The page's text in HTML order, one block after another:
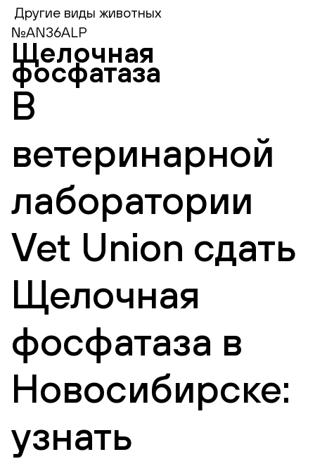
Другие виды животных
№AN36ALP
Щелочная
фосфатаза
В
ветеринарной
лаборатории
Vet Union сдать
Щелочная
фосфатаза в
Новосибирске:
узнать